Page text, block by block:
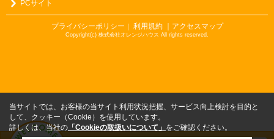
PCサイト
プライバシーポリシー 利用規約 ｜アクセスマップ
Copyright(c) 株式会社オレンジハウス All rights reserved.
当サイトでは、お客様の当サイト利用状況把握、サービス向上検討を目的と
して、クッキー（Cookie）を使用しています。
詳しくは、当社の 「Cookieの取扱いについて」 をご確認ください。